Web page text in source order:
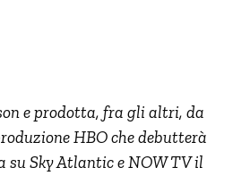
e prodotta, fra gli altri, da
HBO che debutterà
su Sky Atlantic e NOW TV il